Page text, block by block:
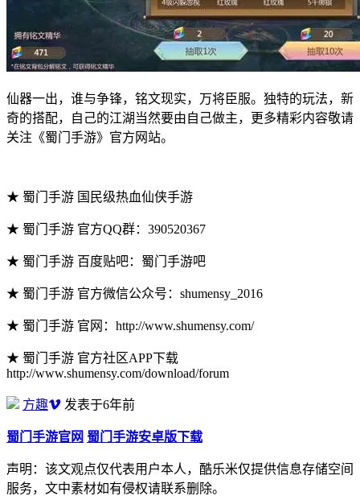
仙器一出，谁与争锋，铭文现实，万将臣服。独特的玩法，新
奇的搭配，自己的江湖当然要由自己做主，更多精彩内容敬请
关注《蜀门手游》官方网站。
★ 蜀门手游 国民级热血仙侠手游
★ 蜀门手游 官方QQ群：390520367
★ 蜀门手游 百度贴吧：蜀门手游吧
★ 蜀门手游 官方微信公众号：shumensy_2016
★ 蜀门手游 官网：http://www.shumensy.com/
★ 蜀门手游 官方社区APP下载
http://www.shumensy.com/download/forum
方趣 发表于6年前
蜀门手游官网 蜀门手游安卓版下载
声明：该文观点仅代表用户本人，酷乐米仅提供信息存储空间
服务，文中素材如有侵权请联系删除。